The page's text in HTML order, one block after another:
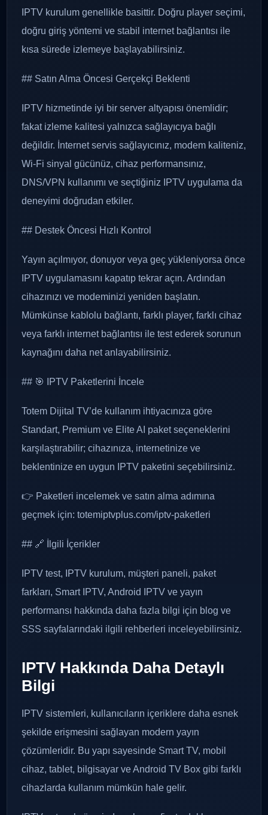
IPTV kurulum genellikle basittir. Doğru player seçimi,
doğru giriş yöntemi ve stabil internet bağlantısı ile
kısa sürede izlemeye başlayabilirsiniz.
## Satın Alma Öncesi Gerçekçi Beklenti
IPTV hizmetinde iyi bir server altyapısı önemlidir;
fakat izleme kalitesi yalnızca sağlayıcıya bağlı
değildir. İnternet servis sağlayıcınız, modem kaliteniz,
Wi-Fi sinyal gücünüz, cihaz performansınız,
DNS/VPN kullanımı ve seçtiğiniz IPTV uygulama da
deneyimi doğrudan etkiler.
## Destek Öncesi Hızlı Kontrol
Yayın açılmıyor, donuyor veya geç yükleniyorsa önce
IPTV uygulamasını kapatıp tekrar açın. Ardından
cihazınızı ve modeminizi yeniden başlatın.
Mümkünse kablolu bağlantı, farklı player, farklı cihaz
veya farklı internet bağlantısı ile test ederek sorunun
kaynağını daha net anlayabilirsiniz.
## 🎯 IPTV Paketlerini İncele
Totem Dijital TV’de kullanım ihtiyacınıza göre
Standart, Premium ve Elite AI paket seçeneklerini
karşılaştırabilir; cihazınıza, internetinize ve
beklentinize en uygun IPTV paketini seçebilirsiniz.
👉 Paketleri incelemek ve satın alma adımına
geçmek için: totemiptvplus.com/iptv-paketleri
## 🔗 İlgili İçerikler
IPTV test, IPTV kurulum, müşteri paneli, paket
farkları, Smart IPTV, Android IPTV ve yayın
performansı hakkında daha fazla bilgi için blog ve
SSS sayfalarındaki ilgili rehberleri inceleyebilirsiniz.
IPTV Hakkında Daha Detaylı
Bilgi
IPTV sistemleri, kullanıcıların içeriklere daha esnek
şekilde erişmesini sağlayan modern yayın
çözümleridir. Bu yapı sayesinde Smart TV, mobil
cihaz, tablet, bilgisayar ve Android TV Box gibi farklı
cihazlarda kullanım mümkün hale gelir.